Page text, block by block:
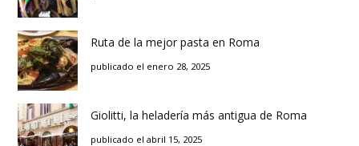
Ruta de la mejor pasta en Roma
publicado el enero 28, 2025
Giolitti, la heladería más antigua de Roma
publicado el abril 15, 2025